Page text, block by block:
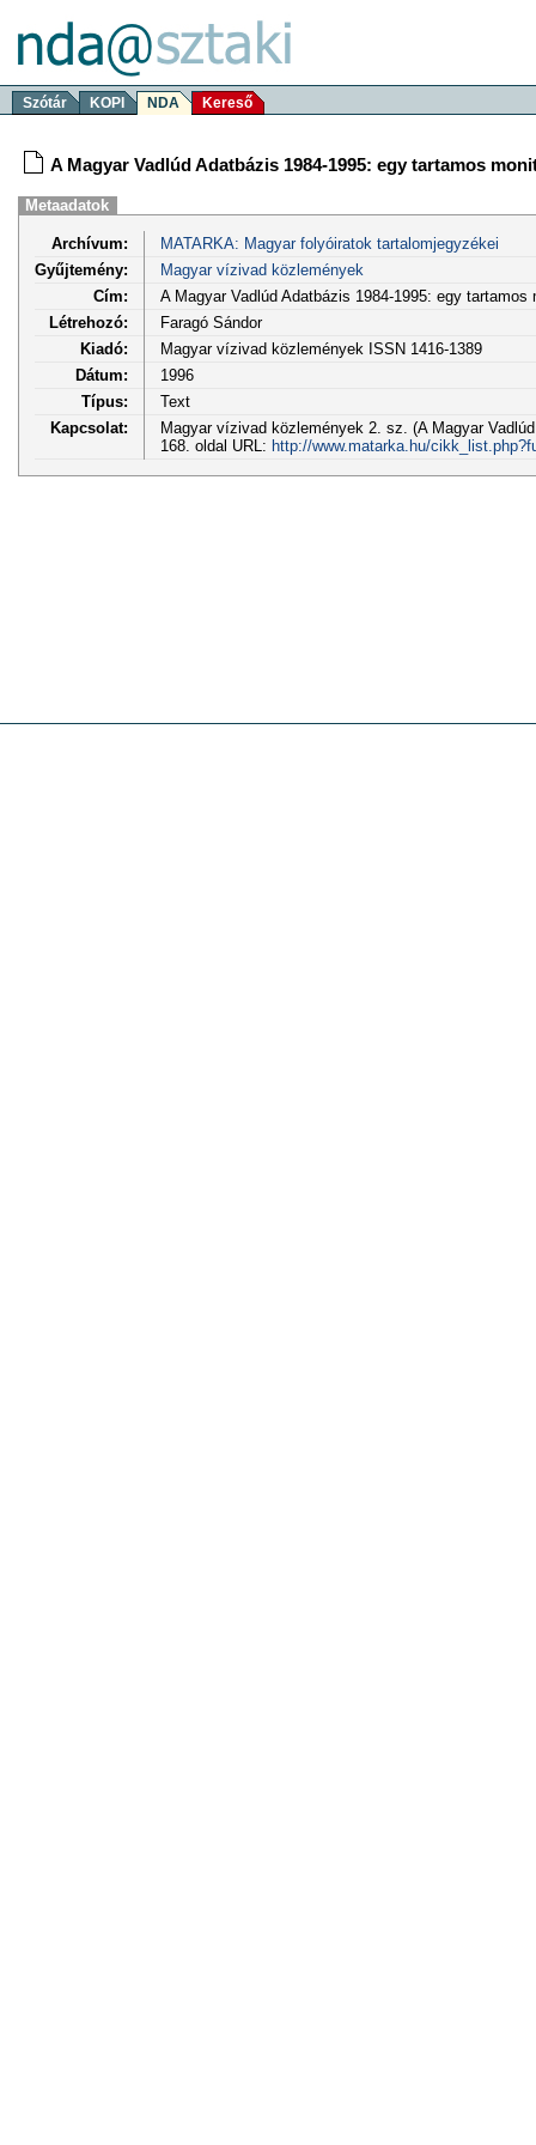
Szótár KOPI NDA Kereső
A Magyar Vadlúd Adatbázis 1984-1995: egy tartamos
Metaadatok
Archívum:
MATARKA: Magyar folyóiratok tartalomjegyzékei
Gyűjtemény:
Magyar vízivad közlemények
Cím:
A Magyar Vadlúd Adatbázis 1984-1995: egy tartamos
Létrehozó:
Faragó Sándor
Kiadó:
Magyar vízivad közlemények ISSN 1416-1389
Dátum:
1996
Típus:
Text
Kapcsolat:
Magyar vízivad közlemények 2. sz. (A Magyar
168. oldal URL: http://www.matarka.hu/